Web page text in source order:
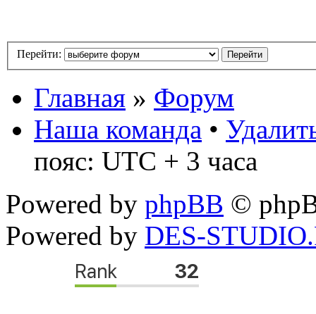
Перейти:
Главная » Форум
Наша команда •
пояс: UTC + 3 часа
Powered by phpBB ©
Powered by DES-